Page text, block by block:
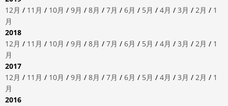
12月 / 11月 / 10月 / 9月 / 8月 / 7月 / 6月 / 5月 / 4月 / 3月 / 2月 / 1
月
2018
12月 / 11月 / 10月 / 9月 / 8月 / 7月 / 6月 / 5月 / 4月 / 3月 / 2月 / 1
月
2017
12月 / 11月 / 10月 / 9月 / 8月 / 7月 / 6月 / 5月 / 4月 / 3月 / 2月 / 1
月
2016